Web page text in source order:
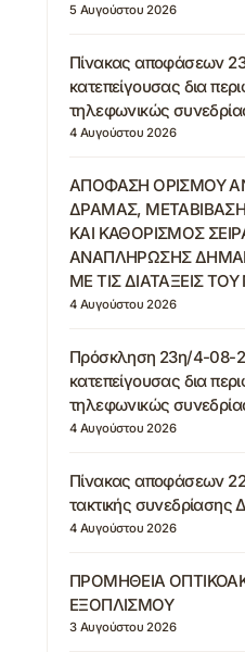
5 Αυγούστου 2026
Πίνακας αποφάσεων
κατεπείγουσας δια
τηλεφωνικώς
4 Αυγούστου 2026
ΑΠΟΦΑΣΗ ΟΡΙΣΜΟΥ
ΔΡΑΜΑΣ,
ΚΑΙ ΚΑΘΟΡΙΣΜΟΣ
ΑΝΑΠΛΗΡΩΣΗΣ
ΜΕ ΤΙΣ ΔΙΑΤΑΞΕΙΣ
4 Αυγούστου 2026
Πρόσκληση 23η/4-08-
κατεπείγουσας δια
τηλεφωνικώς
4 Αυγούστου 2026
Πίνακας αποφάσεων
τακτικής συνεδρίασης
4 Αυγούστου 2026
ΠΡΟΜΗΘΕΙΑ
ΕΞΟΠΛΙΣΜΟΥ
3 Αυγούστου 2026